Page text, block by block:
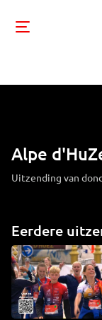
Alpe
Uitzending van
Eerdere